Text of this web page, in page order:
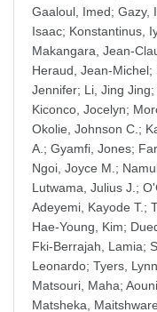
Gaaloul, Imed; Gazy,
Isaac; Konstantinus,
Makangara, Jean-
Heraud, Jean-Michel;
Jennifer; Li, Jing Jing;
Kiconco, Jocelyn;
Okolie, Johnson C. ;
A. ; Gyamfi, Jones;
Ngoi, Joyce M. ;
Lutwama, Julius J. ;
Adeyemi, Kayode T.;
Hae-Young, Kim;
Fki-Berrajah, Lamia;
Leonardo; Tyers, Lynn
Matsouri, Maha;
Matsheka,